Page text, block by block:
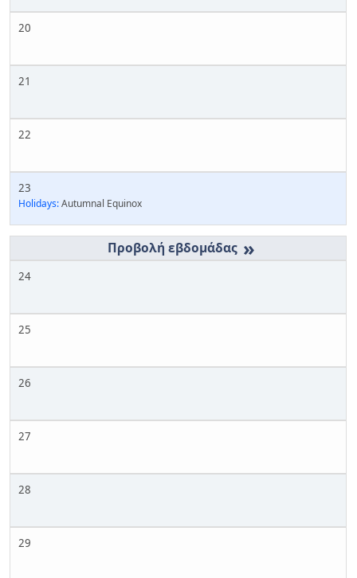
20
21
22
23
Holidays:Autumnal Equinox
»
24
25
26
27
28
29